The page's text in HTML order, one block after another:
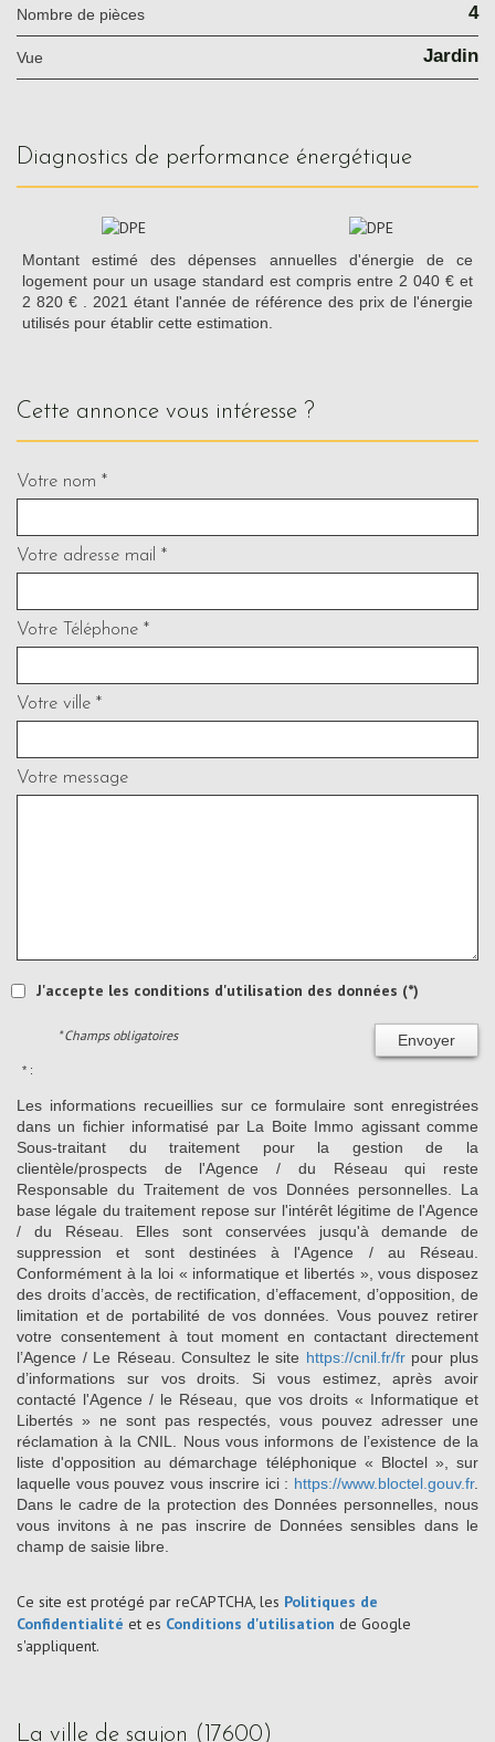
Nombre de pièces 4
Vue Jardin
diagnostics de performance énergétique
Montant estimé des dépenses annuelles d'énergie de ce
logement pour un usage standard est compris entre 2 040 € et
2 820 € . 2021 étant l'année de référence des prix de l'énergie
utilisés pour établir cette estimation.
cette annonce vous intéresse ?
Votre nom *
Votre adresse mail *
Votre Téléphone *
Votre ville *
Votre message
J'accepte les conditions d'utilisation des données (*)
Envoyer
* Champs obligatoires
* :
Les informations recueillies sur ce formulaire sont enregistrées
dans un fichier informatisé par La Boite Immo agissant comme
Sous-traitant du traitement pour la gestion de la
clientèle/prospects de l'Agence / du Réseau qui reste
Responsable du Traitement de vos Données personnelles. La
base légale du traitement repose sur l'intérêt légitime de l'Agence
/ du Réseau. Elles sont conservées jusqu'à demande de
suppression et sont destinées à l'Agence / au Réseau.
Conformément à la loi « informatique et libertés », vous disposez
des droits d’accès, de rectification, d’effacement, d’opposition, de
limitation et de portabilité de vos données. Vous pouvez retirer
votre consentement à tout moment en contactant directement
l’Agence / Le Réseau. Consultez le site https://cnil.fr/frpour plus
d’informations sur vos droits. Si vous estimez, après avoir
contacté l'Agence / le Réseau, que vos droits « Informatique et
Libertés » ne sont pas respectés, vous pouvez adresser une
réclamation à la CNIL. Nous vous informons de l’existence de la
liste d'opposition au démarchage téléphonique « Bloctel », sur
laquelle vous pouvez vous inscrire ici : https://www.bloctel.gouv.fr.
Dans le cadre de la protection des Données personnelles, nous
vous invitons à ne pas inscrire de Données sensibles dans le
champ de saisie libre.
Ce site est protégé par reCAPTCHA, les Politiques de
Confidentialité et es Conditions d'utilisation de Google
s'appliquent.
la ville de saujon (17600)